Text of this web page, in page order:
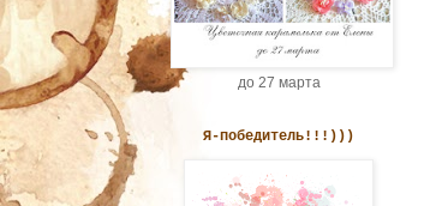
до 27 марта
Я-победитель!!!)))